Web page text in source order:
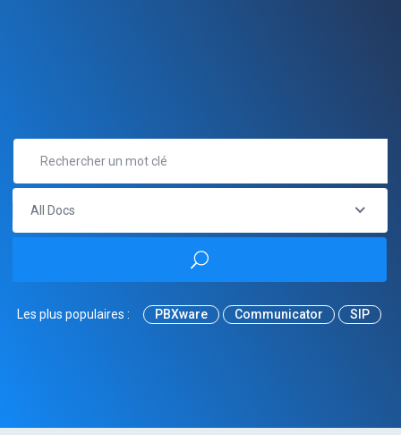
All Docs
Les plus populaires : PBXware Communicator SIP